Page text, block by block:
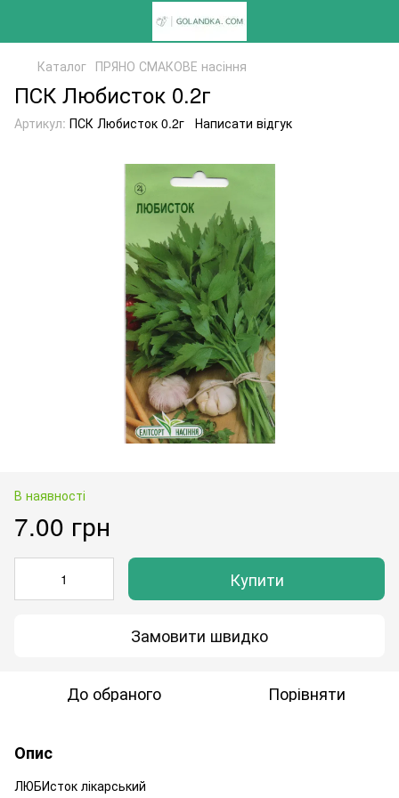
Каталог ПРЯНО СМАКОВЕ насіння
ПСК Любисток 0.2г
Артикул: ПСК Любисток 0.2г Написати відгук
В наявності
7.00 грн
Купити
Замовити швидко
До обраного Порівняти
Опис
ЛЮБИсток лікарський